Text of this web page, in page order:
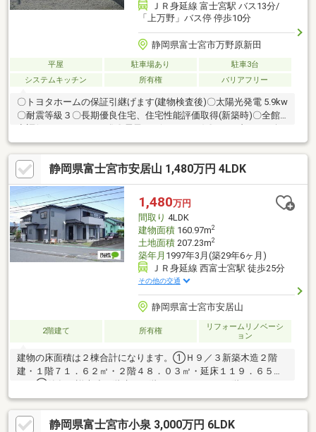
ＪＲ身延線 富士宮駅 バス13分/
「上万野」バス停 停歩10分
静岡県富士宮市万野原新田
平屋 駐車場あり
駐車3台
システムキッチン
所有権 バリアフリー
〇トヨタホームの保証引継げます(建物検査後)〇太陽光発電 5.9kw
〇耐震等級３〇長期優良住宅、住宅性能評価取得(新築時)〇全館
湯器「ECO ONE」〇外壁タイル貼り〇食洗機付、対面型システ
ム・キッチンから、リビング全体を見渡せます・キッチン脇に収
納豊富なパントリー〇納戸、ウォークインクロゼット、玄関クロ
ゼット〇南側土地より、敷地が高くなっておりまり、リビングに
陽が差込ます〇リビング、洗面場に物干し掛け(取外し可能)〇カ
ースペース4台可（車種による）〇EV・PHV用200Ｖコンセント、
くるまde給
静岡県富士宮市安居山 1,480万円 4LDK
1,480万円
間取り 4LDK
建物面積160.97m2
土地面積207.23m2
築年月 1997年3月(築29年6ヶ月)
ＪＲ身延線 西富士宮駅 徒歩25分
その他の交通
静岡県富士宮市安居山
2階建て 所有権
リフォームリノベーシ
ョン
建物の床面積は２棟合計になります。①Ｈ９／３新築木造２階
建・１階７１．６２㎡・２階４８．０３㎡・延床１１９．６５
㎡ ②築年不詳木造２階建・１階２１．８０㎡・２階１９．５２
㎡・延床４１．３２㎡
静岡県富士宮市小泉 3,000万円 6LDK